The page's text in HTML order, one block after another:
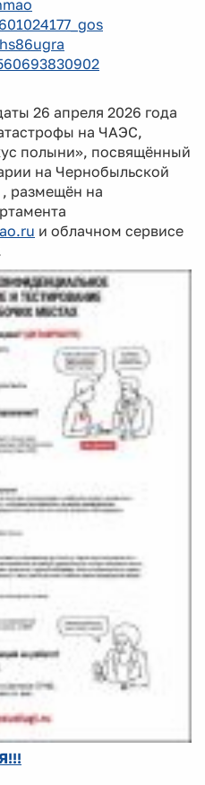
26 апреля 2026 года
на ЧАЭС,
полыни», посвящённый
на Чернобыльской
размещён на
и облачном сервисе